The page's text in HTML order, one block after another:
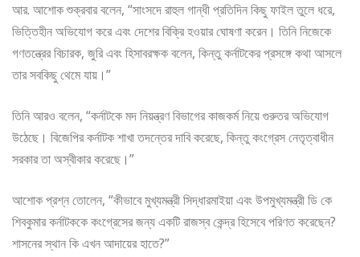
আর. আশোক শুক্রবার বলেন, “সাংসদে রাহুল গান্ধী প্রতিদিন কিছু ফাইল তুলে ধরে,
ভিত্তিহীন অভিযোগ করে এবং দেশের বিক্রি হওয়ার ঘোষণা করেন। তিনি নিজেকে
গণতন্ত্রের বিচারক, জুরি এবং হিসাবরক্ষক বলেন, কিন্তু কর্নাটকের প্রসঙ্গে কথা আসলে
তার সবকিছু থেমে যায়।”
তিনি আরও বলেন, “কর্নাটকে মদ নিয়ন্ত্রণ বিভাগের কাজকর্ম নিয়ে গুরুতর অভিযোগ
উঠেছে। বিজেপির কর্নাটক শাখা তদন্তের দাবি করেছে, কিন্তু কংগ্রেস নেতৃত্বাধীন
সরকার তা অস্বীকার করেছে।”
আশোক প্রশ্ন তোলেন, “কীভাবে মুখ্যমন্ত্রী সিদ্ধারমাইয়া এবং উপমুখ্যমন্ত্রী ডি কে
শিবকুমার কর্নাটককে কংগ্রেসের জন্য একটি রাজস্ব কেন্দ্র হিসেবে পরিণত করেছেন?
শাসনের স্থান কি এখন আদায়ের হাতে?”